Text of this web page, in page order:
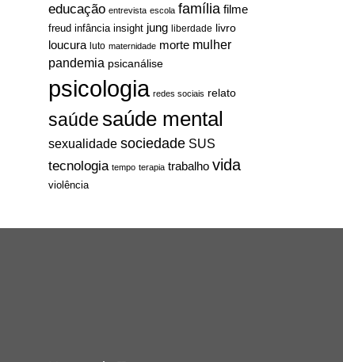
educação entrevista escola família filme
freud infância insight jung liberdade livro
loucura luto maternidade morte mulher
pandemia psicanálise
psicologia redes sociais relato
saúdesaúde mental
sexualidade sociedade SUS
tecnologia tempo terapia trabalho vida
violência